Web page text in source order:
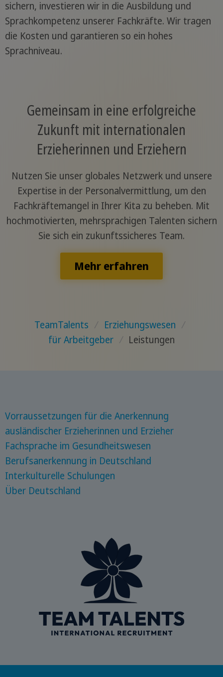
sichern, investieren wir in die Ausbildung und
Sprachkompetenz unserer Fachkräfte. Wir tragen
die Kosten und garantieren so ein hohes
Sprachniveau.
Gemeinsam in eine erfolgreiche
Zukunft mit internationalen
Erzieherinnen und Erziehern
Nutzen Sie unser globales Netzwerk und unsere
Expertise in der Personalvermittlung, um den
Fachkräftemangel in Ihrer Kita zu beheben. Mit
hochmotivierten, mehrsprachigen Talenten sichern
Sie sich ein zukunftssicheres Team.
Mehr erfahren
TeamTalents / Erziehungswesen /
für Arbeitgeber / Leistungen
Vorraussetzungen für die Anerkennung
ausländischer Erzieherinnen und Erzieher
Fachsprache im Gesundheitswesen
Berufsanerkennung in Deutschland
Interkulturelle Schulungen
Über Deutschland